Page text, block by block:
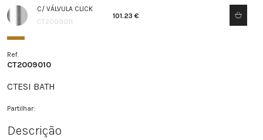
C/ VÁLVULA CLICK
CT2009011
101.23 €
Ref.
CT2009010
CTESI BATH
Partilhar:
Descrição